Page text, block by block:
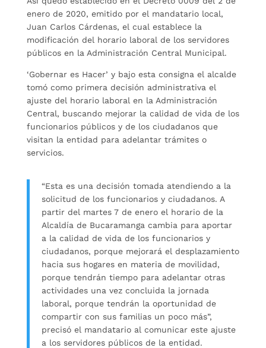
enero de 2020, emitido por el mandatario local,
Juan Carlos Cárdenas, el cual establece la
modificación del horario laboral de los servidores
públicos en la Administración Central Municipal.
‘Gobernar es Hacer’ y bajo esta consigna el alcalde
tomó como primera decisión administrativa el
ajuste del horario laboral en la Administración
Central, buscando mejorar la calidad de vida de los
funcionarios públicos y de los ciudadanos que
visitan la entidad para adelantar trámites o
servicios.
“Esta es una decisión tomada atendiendo a la
solicitud de los funcionarios y ciudadanos. A
partir del martes 7 de enero el horario de la
Alcaldía de Bucaramanga cambia para aportar
a la calidad de vida de los funcionarios y
ciudadanos, porque mejorará el desplazamiento
hacia sus hogares en materia de movilidad,
porque tendrán tiempo para adelantar otras
actividades una vez concluida la jornada
laboral, porque tendrán la oportunidad de
compartir con sus familias un poco más”,
precisó el mandatario al comunicar este ajuste
a los servidores públicos de la entidad.